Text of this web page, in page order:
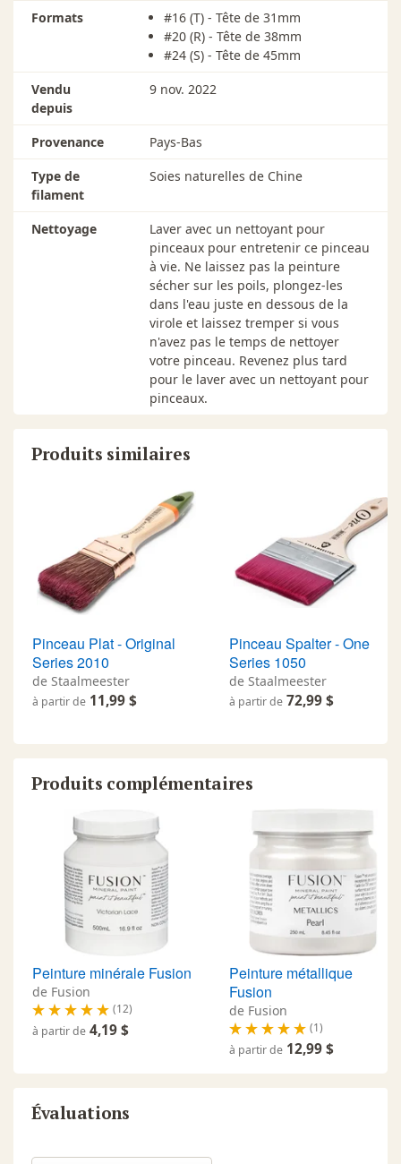
Formats
#16 (T) - Tête de 31mm
#20 (R) - Tête de 38mm
#24 (S) - Tête de 45mm
Vendu
depuis
9 nov. 2022
Provenance
Pays-Bas
Type de
filament
Soies naturelles de Chine
Nettoyage
Laver avec un nettoyant pour
pinceaux pour entretenir ce pinceau
à vie. Ne laissez pas la peinture
sécher sur les poils, plongez-les
dans l'eau juste en dessous de la
virole et laissez tremper si vous
n'avez pas le temps de nettoyer
votre pinceau. Revenez plus tard
pour le laver avec un nettoyant pour
pinceaux.
Produits similaires
Pinceau Plat - Original
Series 2010
de Staalmeester
à partir de 11,99 $
Pinceau Spalter - One
Series 1050
de Staalmeester
à partir de 72,99 $
Produits complémentaires
Peinture minérale Fusion
de Fusion
(12)
à partir de 4,19 $
Peinture métallique
Fusion
de Fusion
(1)
à partir de 12,99 $
Évaluations